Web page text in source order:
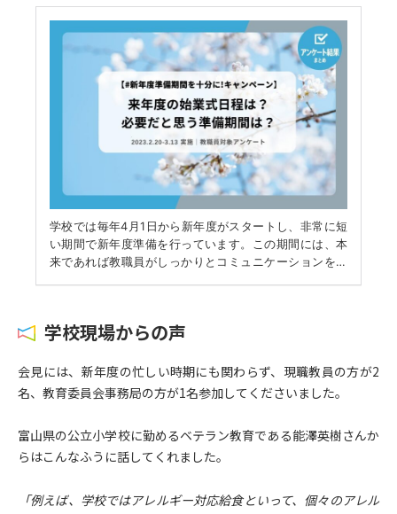
学校現場からの声
会見には、新年度の忙しい時期にも関わらず、現職教員の方が2
名、教育委員会事務局の方が1名参加してくださいました。
富山県の公立小学校に勤めるベテラン教育である能澤英樹さんか
らはこんなふうに話してくれました。
「例えば、学校ではアレルギー対応給食といって、個々のアレル